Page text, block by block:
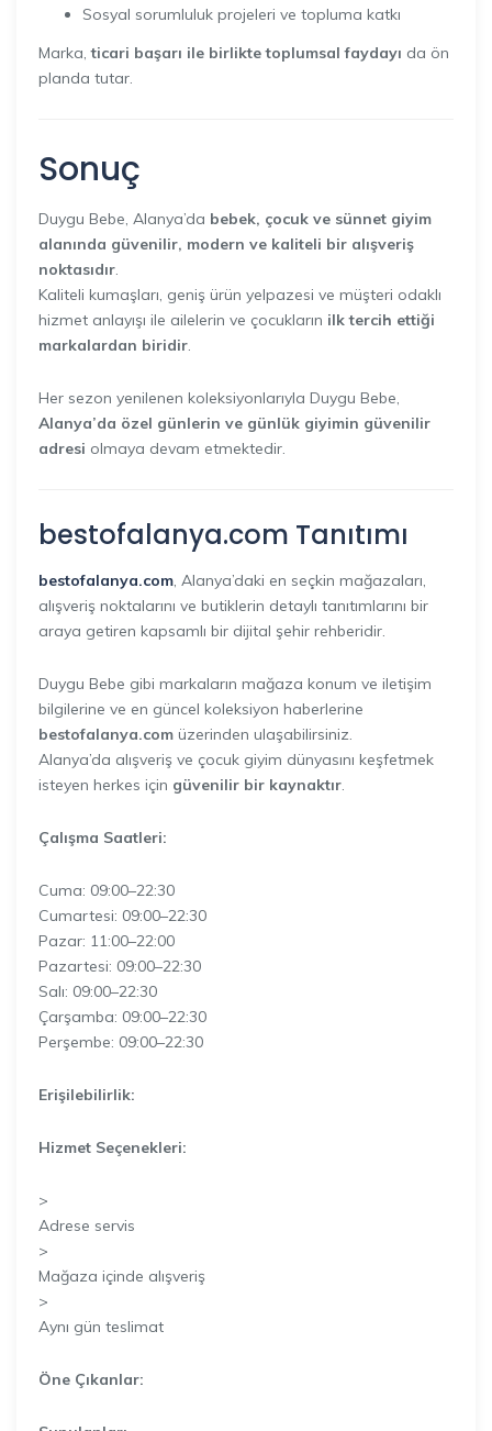
Sosyal sorumluluk projeleri ve topluma katkı
Marka,ticari başarı ile birlikte toplumsal faydayı da ön
planda tutar.
Sonuç
Duygu Bebe, Alanya’da bebek, çocuk ve sünnet giyim
alanında güvenilir, modern ve kaliteli bir alışveriş
noktasıdır.
Kaliteli kumaşları, geniş ürün yelpazesi ve müşteri odaklı
hizmet anlayışı ile ailelerin ve çocukların ilk tercih ettiği
markalardan biridir.
Her sezon yenilenen koleksiyonlarıyla Duygu Bebe,
Alanya’da özel günlerin ve günlük giyimin güvenilir
adresi olmaya devam etmektedir.
bestofalanya.com Tanıtımı
bestofalanya.com , Alanya’daki en seçkin mağazaları,
alışveriş noktalarını ve butiklerin detaylı tanıtımlarını bir
araya getiren kapsamlı bir dijital şehir rehberidir.
Duygu Bebe gibi markaların mağaza konum ve iletişim
bilgilerine ve en güncel koleksiyon haberlerine
bestofalanya.com üzerinden ulaşabilirsiniz.
Alanya’da alışveriş ve çocuk giyim dünyasını keşfetmek
isteyen herkes için güvenilir bir kaynaktır
Çalışma Saatleri:
Cuma: 09:00–22:30
Cumartesi: 09:00–22:30
Pazar: 11:00–22:00
Pazartesi: 09:00–22:30
Salı: 09:00–22:30
Çarşamba: 09:00–22:30
Perşembe: 09:00–22:30
Erişilebilirlik:
Hizmet Seçenekleri:
>
Adrese servis
>
Mağaza içinde alışveriş
>
Aynı gün teslimat
Öne Çıkanlar: